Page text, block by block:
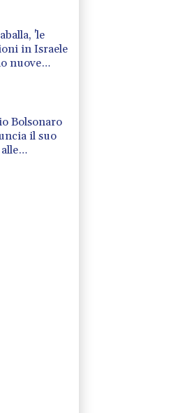
'le
in Israele
nuove
Bolsonaro
il suo